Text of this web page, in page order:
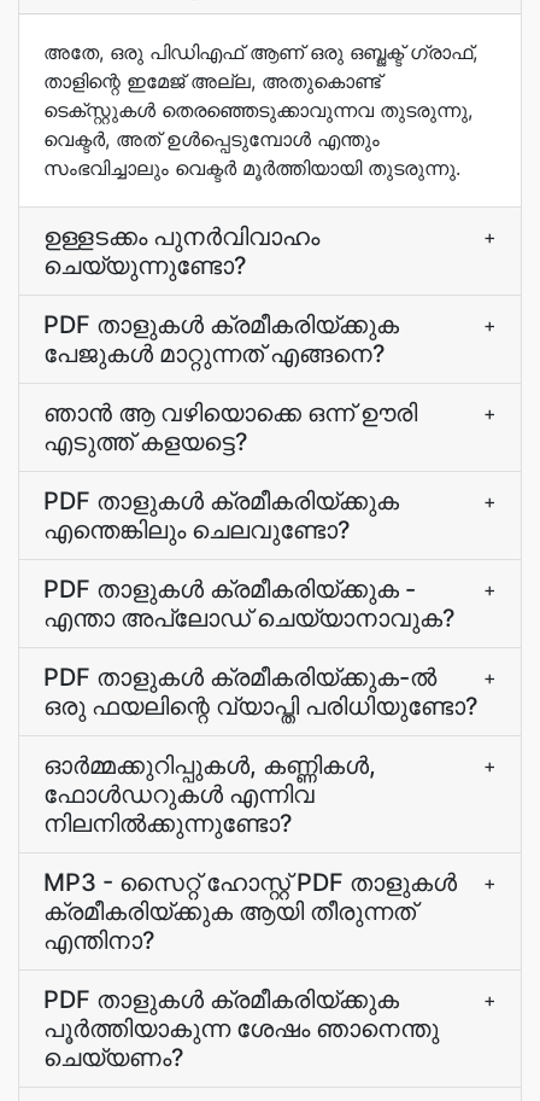
അതേ, ഒരു പിഡിഎഫ് ആണ് ഒരു ഒബ്ജക്ട് ഗ്രാഫ്,
താളിന്റെ ഇമേജ് അല്ല, അതുകൊണ്ട്
ടെക്സ്റ്റുകള്‍ തെരഞ്ഞെടുക്കാവുന്നവ തുടരുന്നു,
വെക്ടര്‍, അത് ഉള്‍പ്പെടുമ്പോള്‍ എന്തും
സംഭവിച്ചാലും വെക്ടര്‍ മൂര്‍ത്തിയായി തുടരുന്നു.
ഉള്ളടക്കം പുനർവിവാഹം
ചെയ്യുന്നുണ്ടോ?
+
PDF താളുകള്‍ ക്രമീകരിയ്ക്കുക
പേജുകൾ മാറ്റുന്നത്‌ എങ്ങനെ?
+
ഞാൻ ആ വഴിയൊക്കെ ഒന്ന് ഊരി
എടുത്ത് കളയട്ടെ?
+
PDF താളുകള്‍ ക്രമീകരിയ്ക്കുക
എന്തെങ്കിലും ചെലവുണ്ടോ?
+
PDF താളുകള്‍ ക്രമീകരിയ്ക്കുക -
എന്താ അപ്‌ലോഡ്‌ ചെയ്യാനാവുക?
+
PDF താളുകള്‍ ക്രമീകരിയ്ക്കുക-ല്‍
ഒരു ഫയലിന്റെ വ്യാപ്തി പരിധിയുണ്ടോ?
+
ഓര്‍മ്മക്കുറിപ്പുകള്‍, കണ്ണികള്‍,
ഫോള്‍ഡറുകള്‍ എന്നിവ
നിലനില്‍ക്കുന്നുണ്ടോ?
+
MP3 - സൈറ്റ് ഹോസ്റ്റ് PDF താളുകള്‍
ക്രമീകരിയ്ക്കുക ആയി തീരുന്നത്‌
എന്തിനാ?
+
PDF താളുകള്‍ ക്രമീകരിയ്ക്കുക
പൂര്‍ത്തിയാകുന്ന ശേഷം ഞാനെന്തു
ചെയ്യണം?
+